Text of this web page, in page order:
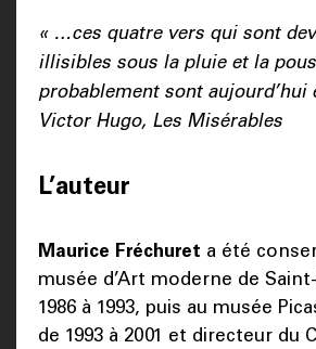
« …ces quatre vers qui sont
illisibles sous la pluie et la
probablement sont
Victor Hugo, Les Misérables
L’auteur
Maurice Fréchuret a été
musée d’Art moderne de
1986 à 1993, puis au musée
de 1993 à 2001 et directeur du